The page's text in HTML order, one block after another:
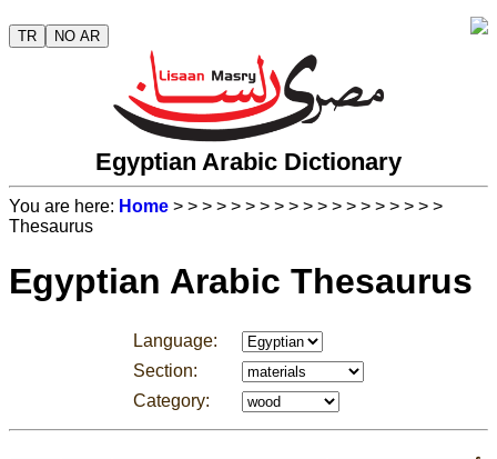
TR NO AR
Egyptian Arabic Dictionary
You are here: Home > > > > > > > > > > > > > > > > > > >
Thesaurus
Egyptian Arabic Thesaurus
Language:
Section:
Category: